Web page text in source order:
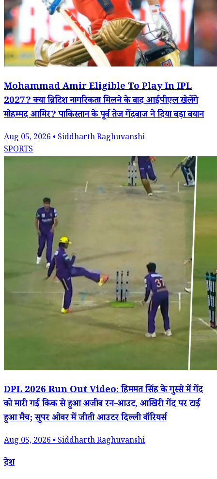
Mohammad Amir Eligible To Play In IPL
2027? क्या ब्रिटिश नागरिकता मिलने के बाद आईपीएल खेलेंगे
मोहम्मद आमिर? पाकिस्तान के पूर्व तेज गेंदबाज ने दिया बड़ा बयान
Aug 05, 2026 • Siddharth Raghuvanshi
SPORTS
DPL 2026 Run Out Video: हिममत सिंह के गुस्से में गेंद
को मारी गई किक से हुआ अजीब रन-आउट, आखिरी गेंद पर टाई
हुआ मैच; सुपर ओवर में जीती आउटर दिल्ली वॉरियर्स
Aug 05, 2026 • Siddharth Raghuvanshi
देश